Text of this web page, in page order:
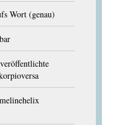
Wort (genau)